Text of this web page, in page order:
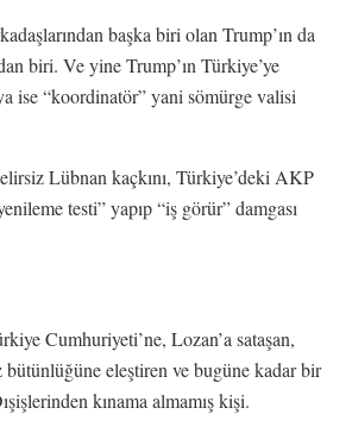
başka biri olan Trump’ın da
biri. Ve yine Trump’ın Türkiye’ye
ise “koordinatör” yani sömürge valisi
Lübnan kaçkını, Türkiye’deki AKP
testi” yapıp “iş görür” damgası
Cumhuriyeti’ne, Lozan’a sataşan,
eleştiren ve bugüne kadar bir
kınama almamış kişi.